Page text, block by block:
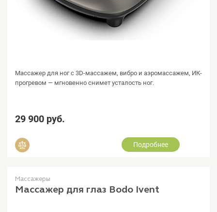
Массажер для ног с 3D-массажем, вибро и аэромассажем, ИК-
прогревом — мгновенно снимет усталость ног.
29 900 руб.
Подробнее
Массажеры
Массажер для глаз Bodo Ivent